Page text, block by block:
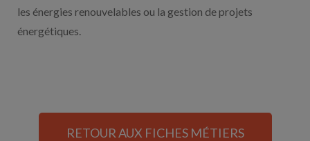
les énergies renouvelables ou la gestion de projets
énergétiques.
RETOUR AUX FICHES MÉTIERS